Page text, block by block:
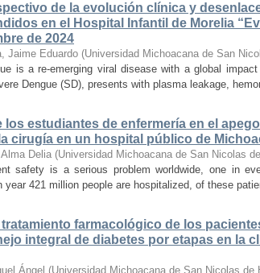
de la evolución clínica y
en el Hospital Infantil de Morelia
de 2024
Jaime Eduardo (Universidad Michoacana de San
is a re-emerging viral disease with a global
Dengue (SD), presents with plasma leakage,
los estudiantes de enfermería en el
cirugía en un hospital público de
Delia (Universidad Michoacana de San Nicolas
safety is a serious problem worldwide, one in
year 421 million people are hospitalized, of these
farmacológico de los
integral de diabetes por etapas en la
Ángel (Universidad Michoacana de San Nicolas de